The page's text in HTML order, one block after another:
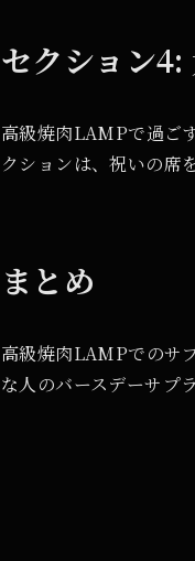
セクション4:
高級焼肉LAMPで過ご
クションは、祝いの席
まとめ
高級焼肉LAMPでのサ
な人のバースデーサプ